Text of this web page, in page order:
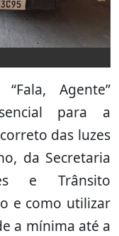
Agente”
para a
das luzes
da Secretaria
e Trânsito
e como utilizar
a mínima até a